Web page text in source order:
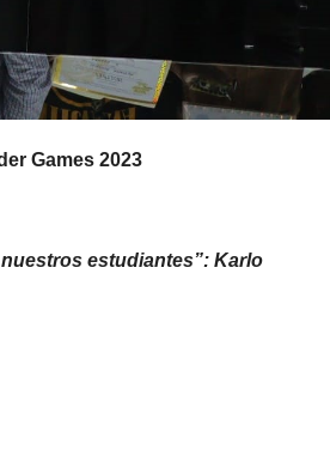
Games 2023
estudiantes”: Karlo